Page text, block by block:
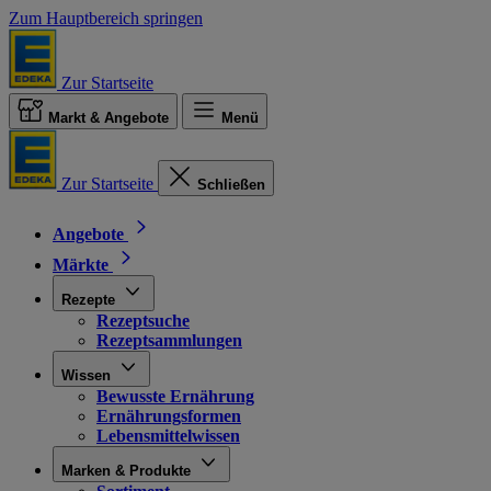
Zum Hauptbereich springen
Zur Startseite
Markt & Angebote Menü
Zur Startseite Schließen
Angebote
Märkte
Rezepte
Rezeptsuche
Rezeptsammlungen
Wissen
Bewusste Ernährung
Ernährungsformen
Lebensmittelwissen
Marken & Produkte